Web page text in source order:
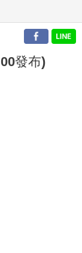
發布)